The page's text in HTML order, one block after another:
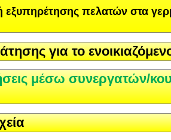
πελατών στα
για το
μέσω συνεργατών/